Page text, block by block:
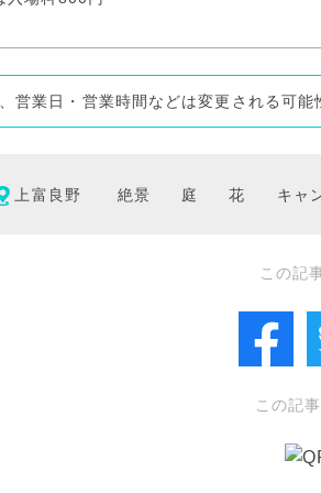
業日・営業時間などは変更される可能
上富良野 絶景 庭 花 キャ
この記
この記